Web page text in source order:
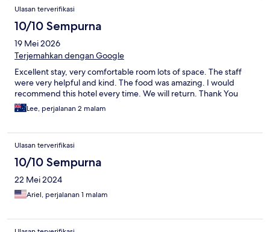
Ulasan terverifikasi
10/10 Sempurna
19 Mei 2026
Terjemahkan dengan Google
Excellent stay, very comfortable room lots of space. The staff
were very helpful and kind. The food was amazing. I would
recommend this hotel every time. We will return. Thank You
Lee, perjalanan 2 malam
Ulasan terverifikasi
10/10 Sempurna
22 Mei 2024
Ariel, perjalanan 1 malam